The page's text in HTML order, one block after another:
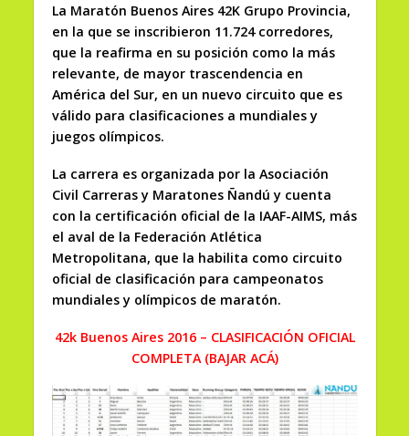
La Maratón Buenos Aires 42K Grupo Provincia,
en la que se inscribieron 11.724 corredores,
que la reafirma en su posición como la más
relevante, de mayor trascendencia en
América del Sur, en un nuevo circuito que es
válido para clasificaciones a mundiales y
juegos olímpicos.
La carrera es organizada por la Asociación
Civil Carreras y Maratones Ñandú y cuenta
con la certificación oficial de la IAAF-AIMS, más
el aval de la Federación Atlética
Metropolitana, que la habilita como circuito
oficial de clasificación para campeonatos
mundiales y olímpicos de maratón.
42k Buenos Aires 2016 – CLASIFICACIÓN OFICIAL
COMPLETA (BAJAR ACÁ)